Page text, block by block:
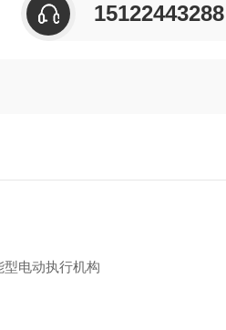
15122443288
电动执行机构